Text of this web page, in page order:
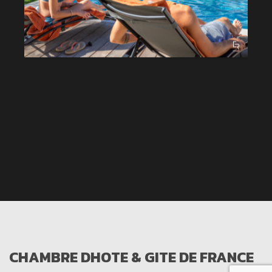
CHAMBRE DHOTE & GITE DE FRANCE